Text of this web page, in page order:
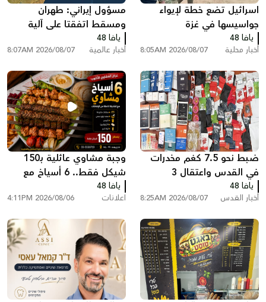
اسرائيل تضع خطة لإيواء
جواسيسها في غزة
يافا 48
أخبار محلية 2026/08/07 8:05AM
مسؤول إيراني: طهران
ومسقط اتفقتا على آلية
لعبور مضيق هرم...
يافا 48
أخبار عالمية 2026/08/07 8:07AM
ضبط نحو 7.5 كغم مخدرات
في القدس واعتقال 3
مشتبهين
يافا 48
أخبار القدس 2026/08/07 8:25AM
وجبة مشاوي عائلية بـ150
شيكل فقط.. 6 أسياخ مع
كامل الإضا...
يافا 48
اعلانات 2026/08/06 4:11PM